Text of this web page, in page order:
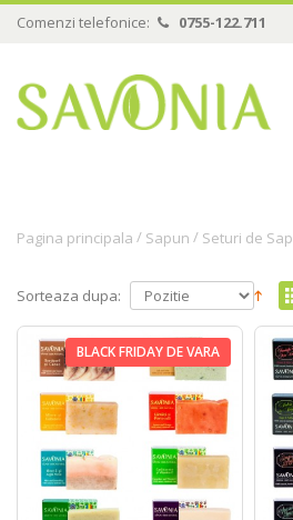
Comenzi telefonice: 0755-122.711
Pagina principala / Sapun / Seturi de
Sorteaza dupa:
BLACK FRIDAY DE VARA